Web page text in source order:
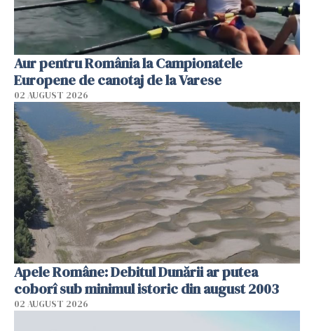
Aur pentru România la Campionatele
Europene de canotaj de la Varese
02 AUGUST 2026
Apele Române: Debitul Dunării ar putea
coborî sub minimul istoric din august 2003
02 AUGUST 2026